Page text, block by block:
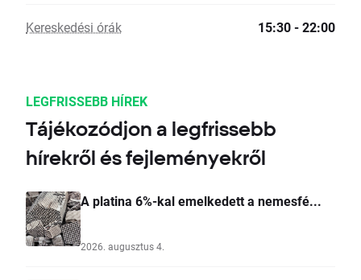
Kereskedési órák 15:30 - 22:00
LEGFRISSEBB HÍREK
Tájékozódjon a legfrissebb
hírekről és fejleményekről
A platina 6%-kal emelkedett a nemesfé...
2026. augusztus 4.